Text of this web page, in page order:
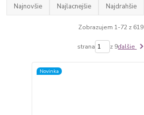
Najnovšie Najlacnejšie Najdrahšie
Zobrazujem 1-72 z 619
strana z 9ďalšie
Novinka